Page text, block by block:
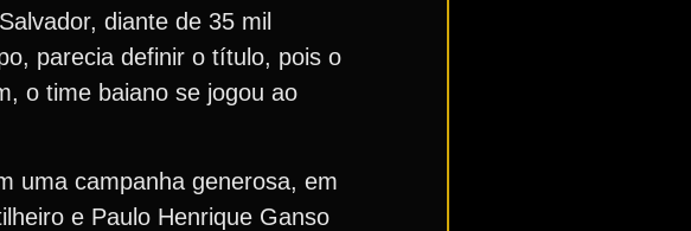
diante de 35 mil
parecia definir o título, pois o
o time baiano se jogou ao
uma campanha generosa, em
e Paulo Henrique Ganso